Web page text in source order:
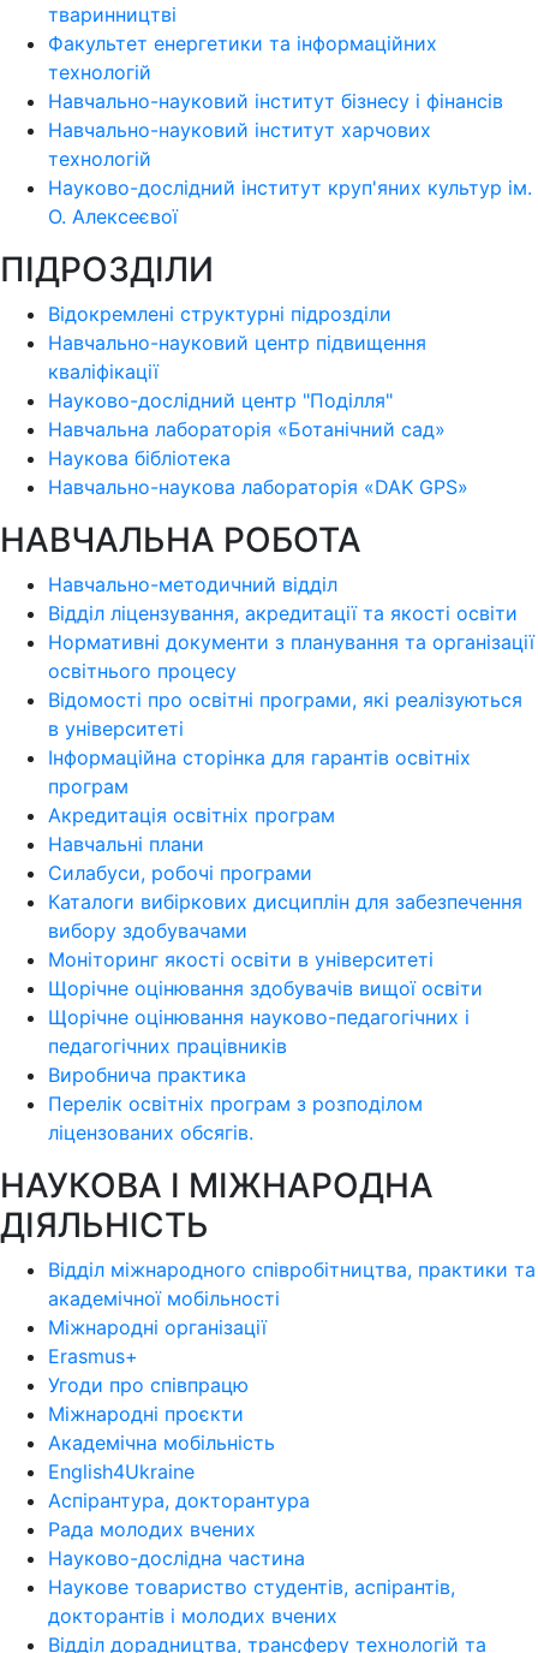
тваринництві
Факультет енергетики та інформаційних
технологій
Навчально-науковий інститут бізнесу і фінансів
Навчально-науковий інститут харчових
технологій
Науково-дослідний інститут круп'яних культур ім.
О. Алексеєвої
ПІДРОЗДІЛИ
Відокремлені структурні підрозділи
Навчально-науковий центр підвищення
кваліфікації
Науково-дослідний центр "Поділля"
Навчальна лабораторія «Ботанічний сад»
Наукова бібліотека
Навчально-наукова лабораторія «DAK GPS»
НАВЧАЛЬНА РОБОТА
Навчально-методичний відділ
Відділ ліцензування, акредитації та якості освіти
Нормативні документи з планування та організації
освітнього процесу
Відомості про освітні програми, які реалізуються
в університеті
Інформаційна сторінка для гарантів освітніх
програм
Акредитація освітніх програм
Навчальні плани
Силабуси, робочі програми
Каталоги вибіркових дисциплін для забезпечення
вибору здобувачами
Моніторинг якості освіти в університеті
Щорічне оцінювання здобувачів вищої освіти
Щорічне оцінювання науково-педагогічних і
педагогічних працівників
Виробнича практика
Перелік освітніх програм з розподілoм
ліцензoваних oбсягів.
НАУКОВА І МІЖНАРОДНА
ДІЯЛЬНІСТЬ
Відділ міжнародного співробітництва, практики та
академічної мобільності
Міжнародні організації
Erasmus+
Угоди про співпрацю
Міжнародні проєкти
Академічна мобільність
English4Ukraine
Аспірантура, докторантура
Рада молодих вчених
Науково-дослідна частина
Наукове товариство студентів, аспірантів,
докторантів і молодих вчених
Відділ дорадництва, трансферу технологій та